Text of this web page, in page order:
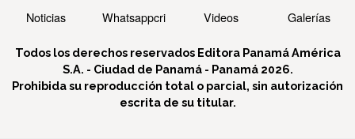
Noticias Whatsappcri Videos Galerías
Todos los derechos reservados Editora Panamá América
S.A. - Ciudad de Panamá - Panamá 2026.
Prohibida su reproducción total o parcial, sin autorización
escrita de su titular.